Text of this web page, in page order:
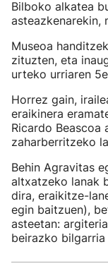
Bilboko alkatea
asteazkenarekin,
Museoa
zituzten, eta
urteko urriaren
Horrez gain,
eraikinera
Ricardo
zaharberritzeko
Behin Agravitas
altxatzeko lanak
dira, eraikitze-
egin baitzuen),
asteetan:
beirazko bilgarria